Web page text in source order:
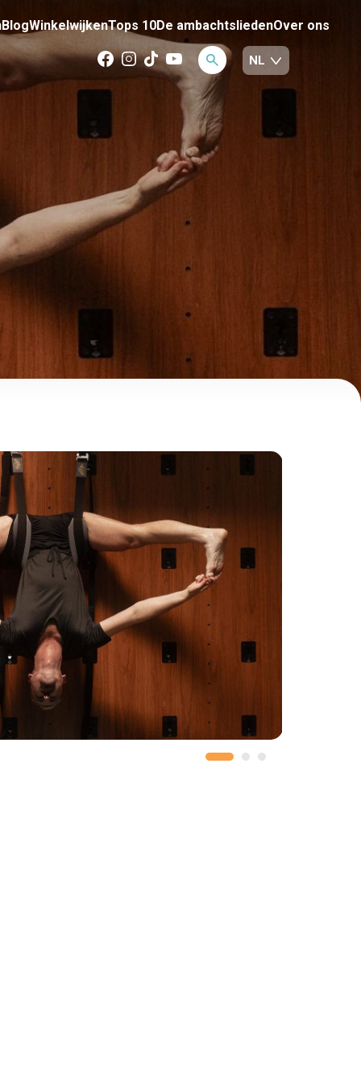
BlogWinkelwijkenTops 10De ambachtsliedenOver ons